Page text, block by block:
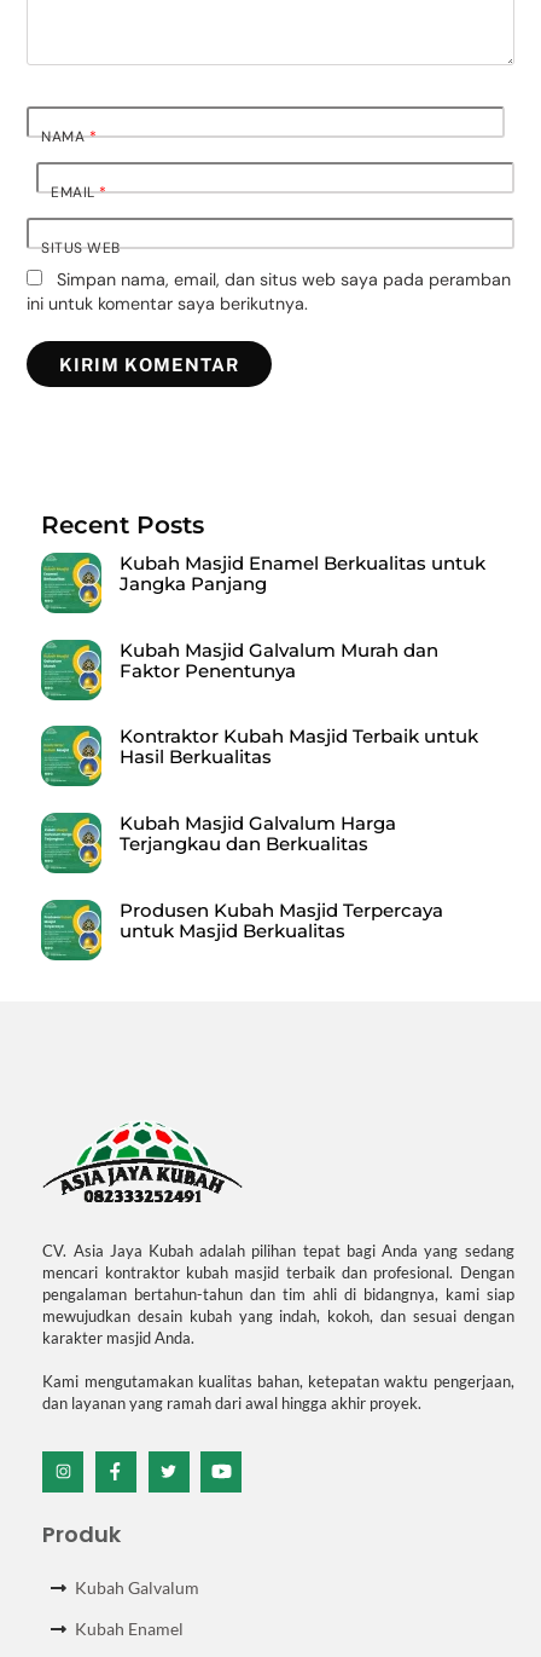
NAMA*
EMAIL*
SITUS WEB
Simpan nama, email, dan situs web saya pada peramban
ini untuk komentar saya berikutnya.
Recent Posts
Kubah Masjid Enamel Berkualitas untuk
Jangka Panjang
Kubah Masjid Galvalum Murah dan
Faktor Penentunya
Kontraktor Kubah Masjid Terbaik untuk
Hasil Berkualitas
Kubah Masjid Galvalum Harga
Terjangkau dan Berkualitas
Produsen Kubah Masjid Terpercaya
untuk Masjid Berkualitas
CV. Asia Jaya Kubah adalah pilihan tepat bagi Anda yang sedang
mencari kontraktor kubah masjid terbaik dan profesional. Dengan
pengalaman bertahun-tahun dan tim ahli di bidangnya, kami siap
mewujudkan desain kubah yang indah, kokoh, dan sesuai dengan
karakter masjid Anda.
Kami mengutamakan kualitas bahan, ketepatan waktu pengerjaan,
dan layanan yang ramah dari awal hingga akhir proyek.
Icon
Icon
Icon
Icon
Produk
Kubah Galvalum
Kubah Enamel